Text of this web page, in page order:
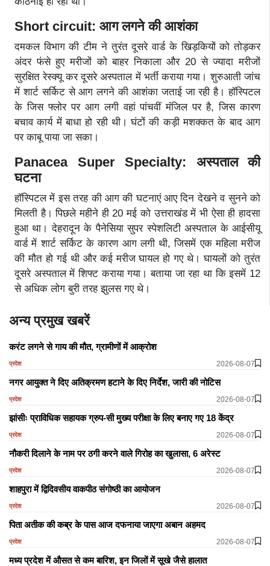
Short circuit: आग लगने की आशंका
दमकल विभाग की टीम ने तुरंत दूसरे वार्ड के खिड़कियों को तोड़कर
अंदर फंसे हुए मरीजों को बाहर निकाला और 20 से ज्यादा मरीजों
सुरक्षित रेस्क्यू कर दूसरे अस्पताल में भर्ती कराया गया। शुरुआती जांच
में शार्ट सर्किट से आग लगने की आशंका जताई जा रही है। हॉस्पिटल
के जिस फ्लोर पर आग लगी वहां पांचवीं मंंजिल पर है, जिस कारण
बचाव कार्य में बाधा हो रही थी। घंटों की कड़ी मशक्कत के बाद आग
पर काबू पाया जा सका।
Panacea Super Specialty: अस्पताल की
घटना
हॉस्पिटल में इस तरह की आग की घटनाएं आए दिन देखने व सुनने को
मिलती है। पिछले महीने ही 20 मई को उत्तराखंड में भी ऐसा ही हादसा
हुआ था। देहरादून के पैनेसिया सुपर स्पेशलिटी अस्पताल के आईसीयू
वार्ड में शार्ट सर्किट के कारण आग लगी थी, जिसमें एक महिला मरीज
की मौत हो गई थी और कई मरीज घायल हो गए थे। घायलों को तुरंत
दूसरे अस्पताल में शिफ्ट कराया गया। बताया जा रहा था कि इसमें 12
से अधिक लोग बुरी तरह झुलस गए थे।
अन्य प्रमुख खबरें
करंट लगने से गाय की मौत, ग्रामीणों में आक्रोश
प्रदेश 2026-08-07
नगर आयुक्त ने दिए अतिक्रमण हटाने के दिए निर्देश, जारी की नोटिस
प्रदेश 2026-08-07
झांसीः प्राविधिक सहायक ग्रुप-सी मुख्य परीक्षा के लिए बनाए गए 18 केंद्र
प्रदेश 2026-08-07
नौकरी दिलाने के नाम पर ठगी करने वाले गिरोह का खुलासा, 6 अरेस्ट
प्रदेश 2026-08-07
शाहपुरा में द्विदिवसीय वाकपीठ संगोष्ठी का आयोजन
प्रदेश 2026-08-07
पिता अतीक की कब्र के पास आज दफनाया जाएगा अबान अहमद
प्रदेश 2026-08-07
मध्य प्रदेश में औसत से कम बारिश, इन जिलों में सूखे जैसे हालात